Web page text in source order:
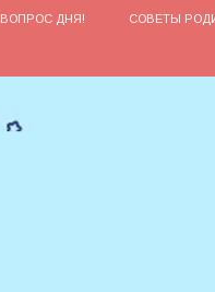
ВОПРОС ДНЯ! СОВЕТЫ